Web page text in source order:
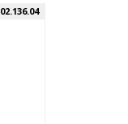
02.136.04